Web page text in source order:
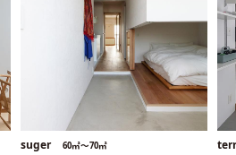
suger 60㎡〜70㎡